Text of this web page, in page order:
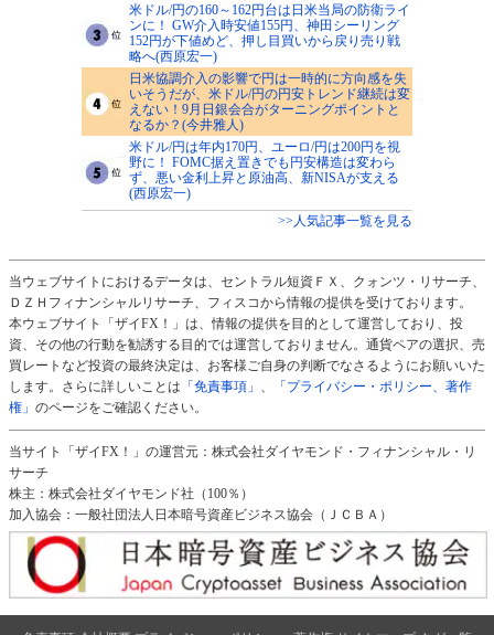
米ドル/円の160～162円台は日米当局の防衛ライ
ンに！ GW介入時安値155円、神田シーリング
152円が下値めど、押し目買いから戻り売り戦
略へ(西原宏一)
日米協調介入の影響で円は一時的に方向感を失
いそうだが、米ドル/円の円安トレンド継続は変
えない！9月日銀会合がターニングポイントと
なるか？(今井雅人)
米ドル/円は年内170円、ユーロ/円は200円を視
野に！ FOMC据え置きでも円安構造は変わら
ず、悪い金利上昇と原油高、新NISAが支える
(西原宏一)
>>人気記事一覧を見る
当ウェブサイトにおけるデータは、セントラル短資ＦＸ、クォンツ・リサーチ、
ＤＺＨフィナンシャルリサーチ、フィスコから情報の提供を受けております。
本ウェブサイト「ザイFX！」は、情報の提供を目的として運営しており、投
資、その他の行動を勧誘する目的では運営しておりません。通貨ペアの選択、売
買レートなど投資の最終決定は、お客様ご自身の判断でなさるようにお願いいた
します。さらに詳しいことは 「免責事項」 、
「プライバシー・ポリシー、著作
権」 のページをご確認ください。
当サイト「ザイFX！」の運営元：株式会社ダイヤモンド・フィナンシャル・リ
サーチ
株主：株式会社ダイヤモンド社（100％）
加入協会：一般社団法人日本暗号資産ビジネス協会（ＪＣＢＡ）